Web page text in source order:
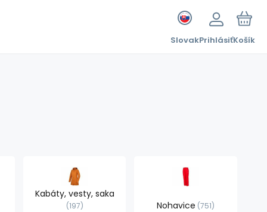
SlovakPrihlásiťKošík
Kabáty, vesty, saka
197 Nohavice 751